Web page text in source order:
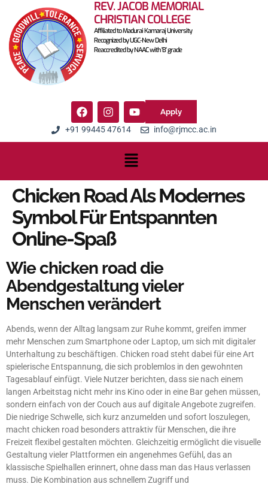
REV. JACOB MEMORIAL
CHRISTIAN COLLEGE
Affiliated to Madurai Kamaraj University
Recognized by UGC-New Delhi
Reaccredited by NAAC with 'B' grade
Apply
+91 99445 47614 info@rjmcc.ac.in
Chicken Road Als Modernes
Symbol Für Entspannten
Online-Spaß
Wie chicken road die
Abendgestaltung vieler
Menschen verändert
Abends, wenn der Alltag langsam zur Ruhe kommt, greifen immer
mehr Menschen zum Smartphone oder Laptop, um sich mit digitaler
Unterhaltung zu beschäftigen. Chicken road steht dabei für eine Art
spielerische Entspannung, die sich problemlos in den gewohnten
Tagesablauf einfügt. Viele Nutzer berichten, dass sie nach einem
langen Arbeitstag nicht mehr ins Kino oder in eine Bar gehen müssen,
sondern einfach von der Couch aus auf digitale Angebote zugreifen.
Die niedrige Schwelle, sich kurz anzumelden und sofort loszulegen,
macht chicken road besonders attraktiv für Menschen, die ihre
Freizeit flexibel gestalten möchten. Gleichzeitig ermöglicht die visuelle
Gestaltung vieler Plattformen ein angenehmes Gefühl, das an
klassische Spielhallen erinnert, ohne dass man das Haus verlassen
muss. Die Kombination aus schnellem Zugriff und